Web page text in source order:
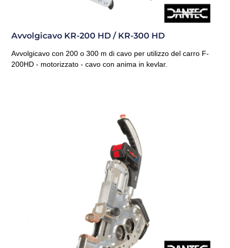
Avvolgicavo KR-200 HD / KR-300 HD
Avvolgicavo con 200 o 300 m di cavo per utilizzo del carro F-
200HD - motorizzato - cavo con anima in kevlar.